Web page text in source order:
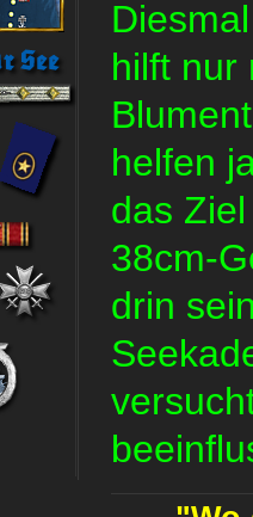
hilft nur
helfen
das
38cm-
drin